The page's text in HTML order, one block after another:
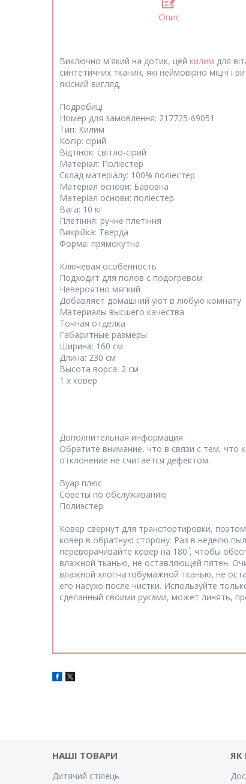
Опис
Виключно м'який на дотик, цей килим для
синтетичних тканин, які неймовірно міцні і
якісний вигляд.
Подробиці
Номер для замовлення: 217725-69051
Тип: Килим
Колір: сірий
Відтінок: світло-сірий
Матеріал: Поліестер
Склад матеріалу: 100% поліестер
Матеріал основи: Бавовна
Матеріал основи: поліестер
Вага: 10 кг
Плетіння: ручне плетіння
Викрійка: Тверда
Форма: прямокутна
Ключевая особенность
Подходит для полов с подогревом
Невероятно мягкий
Добавляет домашний уют в любую комнату
Материалы высшего качества
Точная отделка
Габаритные размеры
Ширина: 160 см
Длина: 230 см
Высота ворса: 2 см
1 х ковер
Дополнительная информация
Обратите внимание, что в связи с тем, что
отклонение не считается дефектом.
Вуар плюс
Советы по обслуживанию
Полиэстер
Ковер свернут для транспортировки,
ковер в обратную сторону. Раз в неделю
переворачивайте ковер на 180 ̊, чтобы
влажной тканью, не оставляющей пятен.
влажной хлопчатобумажной тканью, не
его насухо после чистки. Используйте
сделанный своими руками, может линять,
НАШІ ТОВАРИ
Дитячий стілець